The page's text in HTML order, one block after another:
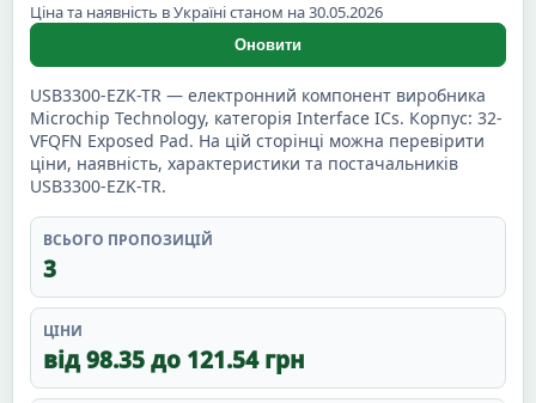
Ціна та наявність в Україні станом на 30.05.2026
Оновити
USB3300-EZK-TR — електронний компонент виробника
Microchip Technology, категорія Interface ICs. Корпус: 32-
VFQFN Exposed Pad. На цій сторінці можна перевірити
ціни, наявність, характеристики та постачальників
USB3300-EZK-TR.
ВСЬОГО ПРОПОЗИЦІЙ
3
ЦІНИ
від 98.35 до 121.54 грн